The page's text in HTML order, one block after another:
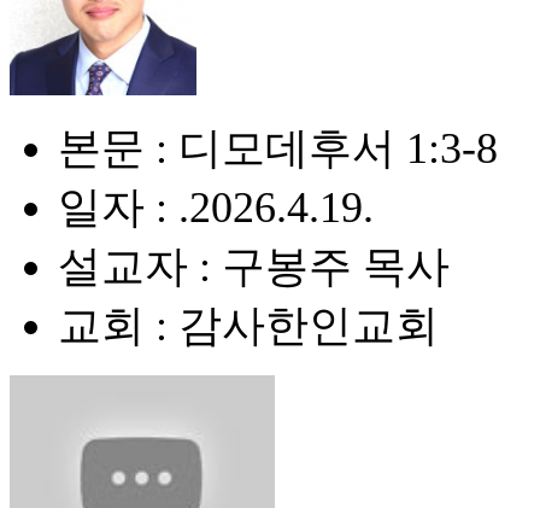
본문 : 디모데후서 1:3-8
일자 : .2026.4.19.
설교자 : 구봉주 목사
교회 : 감사한인교회